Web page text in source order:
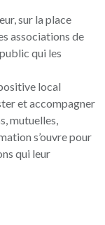
sur la place
associations de
qui les
local
et accompagner
mutuelles,
s’ouvre pour
qui leur